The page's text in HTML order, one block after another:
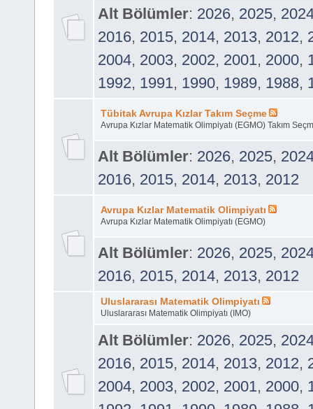
Alt Bölümler: 2026, 2025,
2016, 2015, 2014, 2013, 2012,
2004, 2003, 2002, 2001, 2000,
1992, 1991, 1990, 1989, 1988,
Tübitak Avrupa Kızlar Takım Seçme
Avrupa Kızlar Matematik Olimpiyatı (EGMO) Takım
Alt Bölümler: 2026, 2025,
2016, 2015, 2014, 2013, 2012
Avrupa Kızlar Matematik Olimpiyatı
Avrupa Kızlar Matematik Olimpiyatı (EGMO)
Alt Bölümler: 2026, 2025,
2016, 2015, 2014, 2013, 2012
Uluslararası Matematik Olimpiyatı
Uluslararası Matematik Olimpiyatı (IMO)
Alt Bölümler: 2026, 2025,
2016, 2015, 2014, 2013, 2012,
2004, 2003, 2002, 2001, 2000,